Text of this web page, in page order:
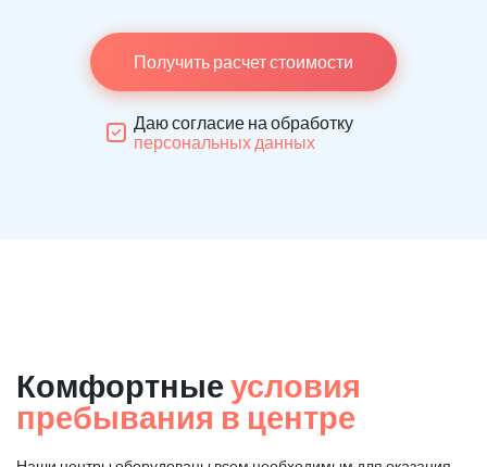
Получить расчет стоимости
Даю согласие на обработку
персональных данных
Комфортные условия
пребывания в центре